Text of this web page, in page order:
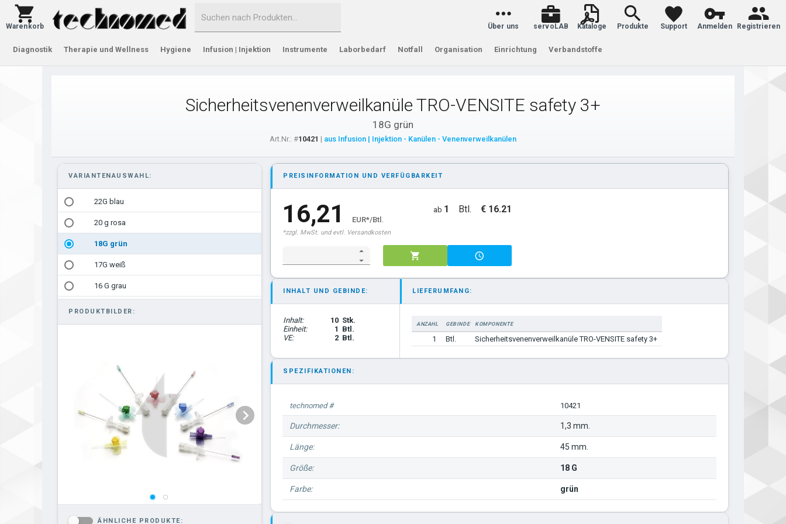
Warenkorb Über uns servoLAB Kataloge Produkte Support Anmelden Registrieren
Diagnostik Therapie und Wellness Hygiene Infusion | Injektion Instrumente Laborbedarf Notfall Organisation Einrichtung Verbandstoffe
Sicherheitsvenenverweilkanüle TRO-VENSITE safety 3+
18G grün
Art.Nr.: #10421 | aus Infusion | Injektion - Kanülen - Venenverweilkanülen
VARIANTENAUSWAHL:
22G blau
20 g rosa
18G grün
17G weiß
16 G grau
PRODUKTBILDER:
ÄHNLICHE PRODUKTE:
PREISINFORMATION UND VERFÜGBARKEIT
16,21 EUR*/Btl.
*zzgl. MwSt. und evtl. Versandkosten
ab 1 Btl. € 16.21
INHALT UND GEBINDE:
Inhalt: 10 Stk.
Einheit:
1 Btl.
VE:
2 Btl.
LIEFERUMFANG:
ANZAHL GEBINDE KOMPONENTE
1
Btl. Sicherheitsvenenverweilkanüle TRO-VENSITE safety 3+
SPEZIFIKATIONEN:
technomed # 10421
Durchmesser: 1,3 mm.
Länge: 45 mm.
Größe: 18 G
Farbe: grün